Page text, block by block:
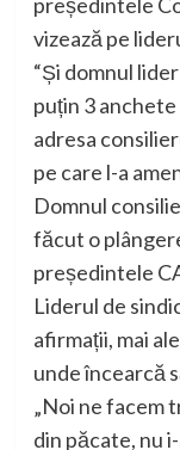
vizează pe
“Și domnul
puțin 3
adresa
pe care l-a
Domnul
făcut o
președintele
Liderul de
afirmații, mai
unde încearcă
„Noi ne facem
din păcate, nu